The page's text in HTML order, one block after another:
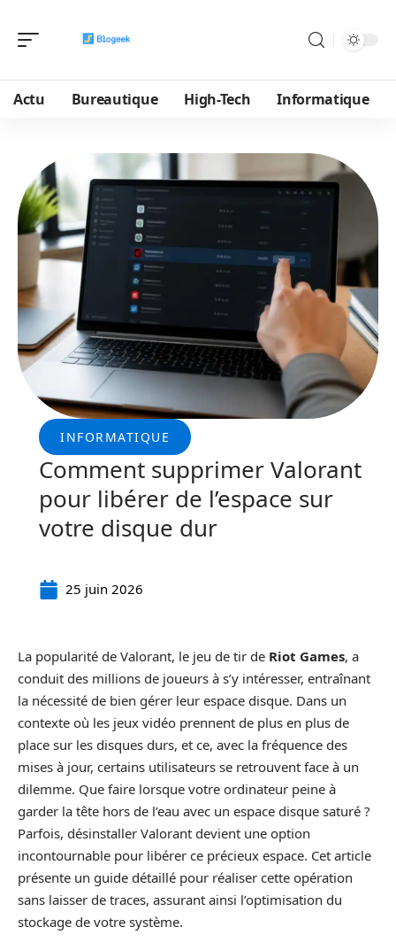
Actu Bureautique High-Tech Informatique
INFORMATIQUE
Comment supprimer Valorant
pour libérer de l’espace sur
votre disque dur
25 juin 2026
La popularité de Valorant, le jeu de tir de Riot Games, a
conduit des millions de joueurs à s’y intéresser, entraînant
la nécessité de bien gérer leur espace disque. Dans un
contexte où les jeux vidéo prennent de plus en plus de
place sur les disques durs, et ce, avec la fréquence des
mises à jour, certains utilisateurs se retrouvent face à un
dilemme. Que faire lorsque votre ordinateur peine à
garder la tête hors de l’eau avec un espace disque saturé ?
Parfois, désinstaller Valorant devient une option
incontournable pour libérer ce précieux espace. Cet article
présente un guide détaillé pour réaliser cette opération
sans laisser de traces, assurant ainsi l’optimisation du
stockage de votre système.